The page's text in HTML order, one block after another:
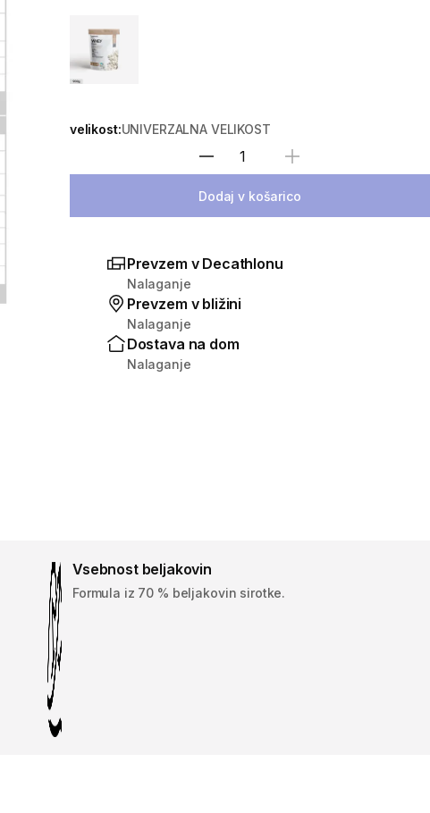
Choose a variant
velikost:UNIVERZALNA VELIKOST
Izberite količino
Dodaj v košarico
Prevzem v Decathlonu
Nalaganje
Prevzem v bližini
Nalaganje
Dostava na dom
Nalaganje
Vsebnost beljakovin
Formula iz 70 % beljakovin sirotke.